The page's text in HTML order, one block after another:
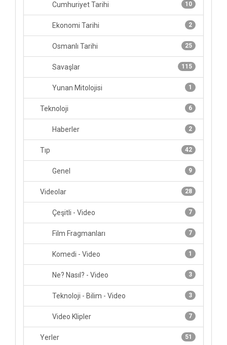
10
Cumhuriyet Tarihi
2
Ekonomi Tarihi
25
Osmanlı Tarihi
115
Savaşlar
1
Yunan Mitolojisi
6
Teknoloji
2
Haberler
42
Tıp
9
Genel
28
Videolar
7
Çeşitli - Video
7
Film Fragmanları
1
Komedi - Video
3
Ne? Nasıl? - Video
3
Teknoloji - Bilim - Video
7
Video Klipler
51
Yerler